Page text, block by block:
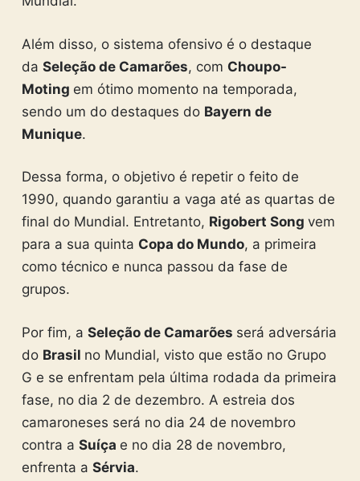
Além disso, o sistema ofensivo é o destaque
da Seleção de Camarões, com Choupo-
Moting em ótimo momento na temporada,
sendo um do destaques do Bayern de
Munique.
Dessa forma, o objetivo é repetir o feito de
1990, quando garantiu a vaga até as quartas de
final do Mundial. Entretanto, Rigobert Song vem
para a sua quinta Copa do Mundo, a primeira
como técnico e nunca passou da fase de
grupos.
Por fim, a Seleção de Camarões será adversária
do Brasil no Mundial, visto que estão no Grupo
G e se enfrentam pela última rodada da primeira
fase, no dia 2 de dezembro. A estreia dos
camaroneses será no dia 24 de novembro
contra a Suíça e no dia 28 de novembro,
enfrenta a Sérvia.